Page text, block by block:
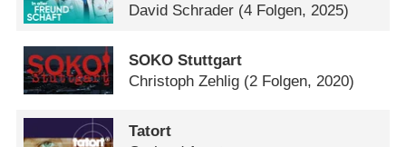
David Schrader (4 Folgen, 2025)
SOKO Stuttgart
Christoph Zehlig (2 Folgen, 2020)
Tatort